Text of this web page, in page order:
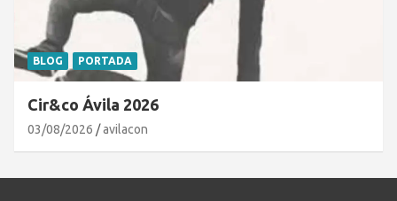
BLOG PORTADA
Cir&co Ávila 2026
03/08/2026 avilacon